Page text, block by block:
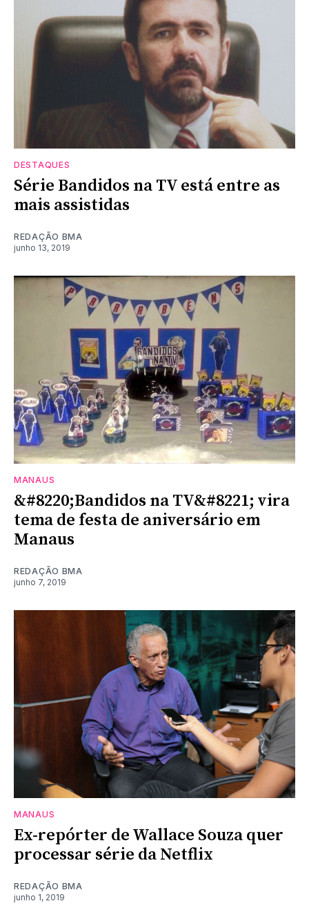
DESTAQUES
Série Bandidos na TV está entre as
mais assistidas
REDAÇÃO BMA
junho 13, 2019
MANAUS
&#8220;Bandidos na TV&#8221; vira
tema de festa de aniversário em
Manaus
REDAÇÃO BMA
junho 7, 2019
MANAUS
Ex-repórter de Wallace Souza quer
processar série da Netflix
REDAÇÃO BMA
junho 1, 2019